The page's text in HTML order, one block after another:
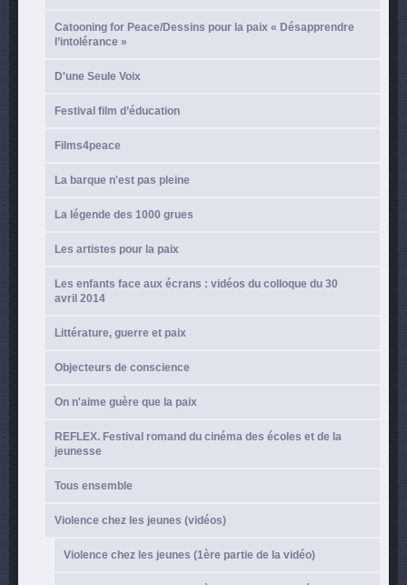
Catooning for Peace/Dessins pour la paix « Désapprendre
l’intolérance »
D'une Seule Voix
Festival film d’éducation
Films4peace
La barque n'est pas pleine
La légende des 1000 grues
Les artistes pour la paix
Les enfants face aux écrans : vidéos du colloque du 30
avril 2014
Littérature, guerre et paix
Objecteurs de conscience
On n'aime guère que la paix
REFLEX. Festival romand du cinéma des écoles et de la
jeunesse
Tous ensemble
Violence chez les jeunes (vidéos)
Violence chez les jeunes (1ère partie de la vidéo)